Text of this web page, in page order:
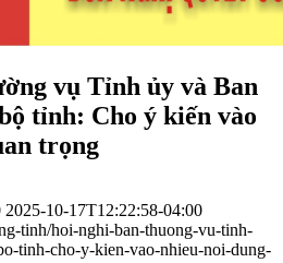
vụ Tỉnh ủy và Ban
tỉnh: Cho ý kiến vào
trọng
2025-10-17T12:22:58-04:00
tinh/hoi-nghi-ban-thuong-vu-tinh-
tinh-cho-y-kien-vao-nhieu-noi-dung-